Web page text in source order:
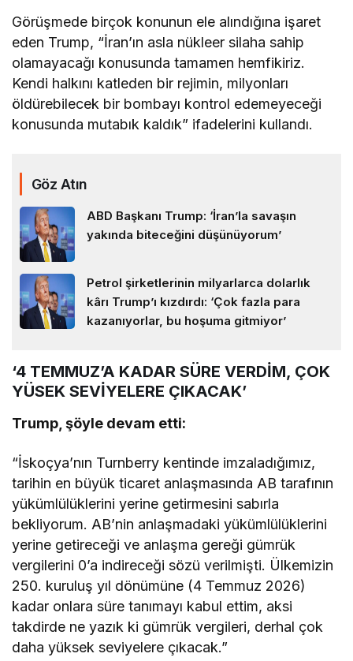
Görüşmede birçok konunun ele alındığına işaret
eden Trump, “İran’ın asla nükleer silaha sahip
olamayacağı konusunda tamamen hemfikiriz.
Kendi halkını katleden bir rejimin, milyonları
öldürebilecek bir bombayı kontrol edemeyeceği
konusunda mutabık kaldık” ifadelerini kullandı.
Göz Atın
ABD Başkanı Trump: ‘İran’la savaşın
yakında biteceğini düşünüyorum’
Petrol şirketlerinin milyarlarca dolarlık
kârı Trump’ı kızdırdı: ‘Çok fazla para
kazanıyorlar, bu hoşuma gitmiyor’
‘4 TEMMUZ’A KADAR SÜRE VERDİM, ÇOK
YÜSEK SEVİYELERE ÇIKACAK’
Trump, şöyle devam etti:
“İskoçya’nın Turnberry kentinde imzaladığımız,
tarihin en büyük ticaret anlaşmasında AB tarafının
yükümlülüklerini yerine getirmesini sabırla
bekliyorum. AB’nin anlaşmadaki yükümlülüklerini
yerine getireceği ve anlaşma gereği gümrük
vergilerini 0’a indireceği sözü verilmişti. Ülkemizin
250. kuruluş yıl dönümüne (4 Temmuz 2026)
kadar onlara süre tanımayı kabul ettim, aksi
takdirde ne yazık ki gümrük vergileri, derhal çok
daha yüksek seviyelere çıkacak.”